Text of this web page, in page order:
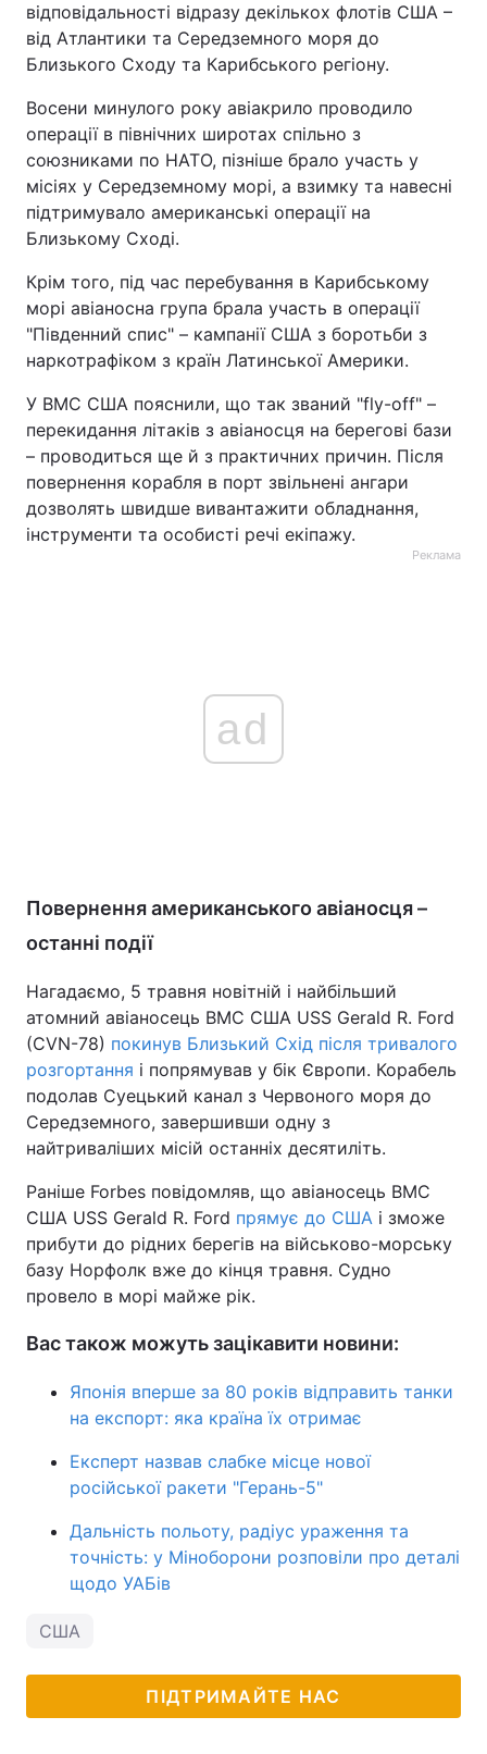
відповідальності відразу декількох флотів США –
від Атлантики та Середземного моря до
Близького Сходу та Карибського регіону.
Восени минулого року авіакрило проводило
операції в північних широтах спільно з
союзниками по НАТО, пізніше брало участь у
місіях у Середземному морі, а взимку та навесні
підтримувало американські операції на
Близькому Сході.
Крім того, під час перебування в Карибському
морі авіаносна група брала участь в операції
"Південний спис" – кампанії США з боротьби з
наркотрафіком з країн Латинської Америки.
У ВМС США пояснили, що так званий "fly-off" –
перекидання літаків з авіаносця на берегові бази
– проводиться ще й з практичних причин. Після
повернення корабля в порт звільнені ангари
дозволять швидше вивантажити обладнання,
інструменти та особисті речі екіпажу.
Реклама
ad
Повернення американського авіаносця –
останні події
Нагадаємо, 5 травня новітній і найбільший
атомний авіаносець ВМС США USS Gerald R. Ford
(CVN-78) покинув Близький Схід після тривалого
розгортання і попрямував у бік Європи. Корабель
подолав Суецький канал з Червоного моря до
Середземного, завершивши одну з
найтриваліших місій останніх десятиліть.
Раніше Forbes повідомляв, що авіаносець ВМС
США USS Gerald R. Ford прямує до США і зможе
прибути до рідних берегів на військово-морську
базу Норфолк вже до кінця травня. Судно
провело в морі майже рік.
Вас також можуть зацікавити новини:
Японія вперше за 80 років відправить танки
на експорт: яка країна їх отримає
Експерт назвав слабке місце нової
російської ракети "Герань-5"
Дальність польоту, радіус ураження та
точність: у Міноборони розповіли про деталі
щодо УАБів
США
ПІДТРИМАЙТЕ НАС